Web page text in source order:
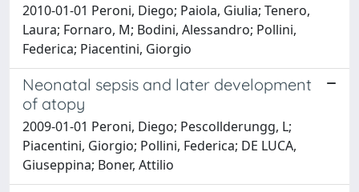
2010-01-01 Peroni, Diego; Paiola, Giulia; Tenero,
Laura; Fornaro, M; Bodini, Alessandro; Pollini,
Federica; Piacentini, Giorgio
Neonatal sepsis and later development
of atopy
2009-01-01 Peroni, Diego; Pescollderungg, L;
Piacentini, Giorgio; Pollini, Federica; DE LUCA,
Giuseppina; Boner, Attilio